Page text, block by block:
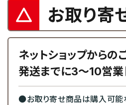
お取り寄
ネットショップからの
発送までに3～10営業
●お取り寄せ商品は購入可能